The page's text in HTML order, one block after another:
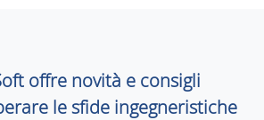
offre novità e consigli
le sfide ingegneristiche